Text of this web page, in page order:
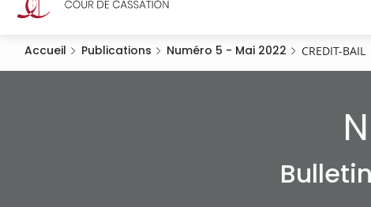
Accueil Publications Numéro 5 - Mai 2022 CREDIT-BAIL